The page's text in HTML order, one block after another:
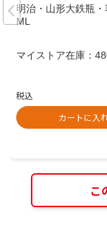
明治・山形大鉄瓶
ML
マイストア在庫：
税込
カートに入
こ